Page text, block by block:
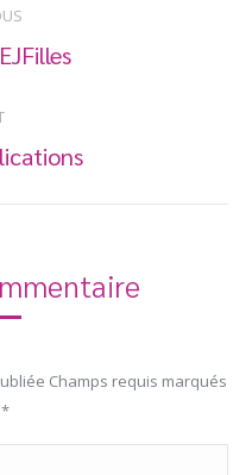
Champs requis marqués
*